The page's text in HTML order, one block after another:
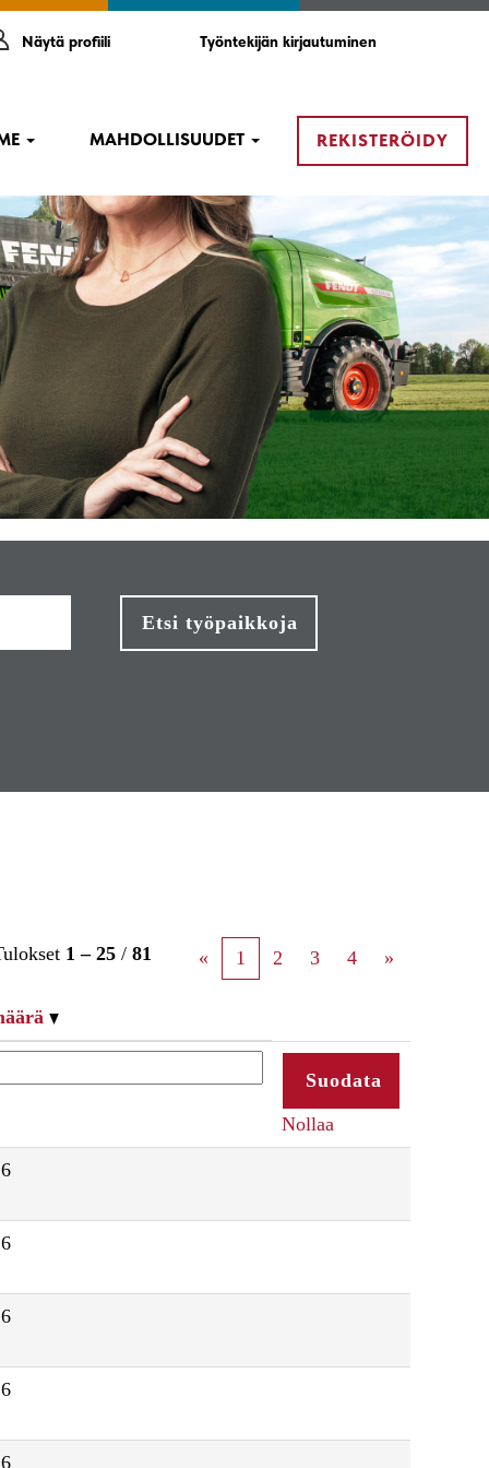
Näytä profiili Työntekijän kirjautuminen
MAHDOLLISUUDET REKISTERÖIDY
1 – 25 / 81 « 1 2 3 4 »
Nollaa